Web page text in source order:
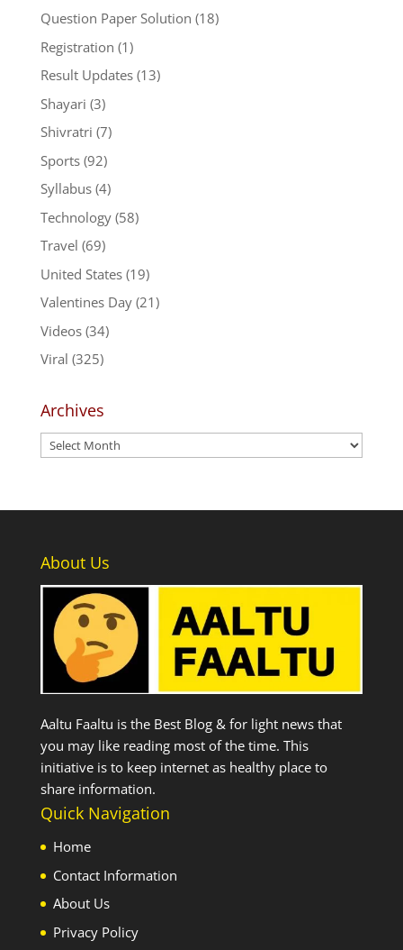
Question Paper Solution (18)
Registration (1)
Result Updates(13)
Shayari (3)
Shivratri (7)
Sports(92)
Syllabus(4)
Technology(58)
Travel (69)
United States(19)
Valentines Day(21)
Videos(34)
Viral (325)
Archives
Archives
About Us
Aaltu Faaltu is the Best Blog & for light news that
you may like reading most of the time. This
initiative is to keep internet as healthy place to
share information.
Quick Navigation
Home
Contact Information
About Us
Privacy Policy